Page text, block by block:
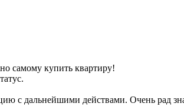
самому купить квартиру!
с дальнейшими действами. Очень рад